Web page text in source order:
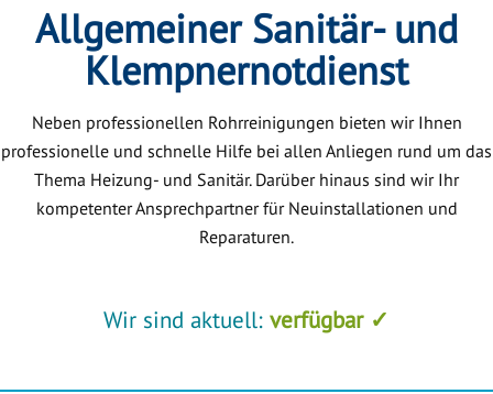
Allgemeiner Sanitär- und
Klempnernotdienst
Neben professionellen Rohrreinigungen bieten wir Ihnen
professionelle und schnelle Hilfe bei allen Anliegen rund um das
Thema Heizung- und Sanitär. Darüber hinaus sind wir Ihr
kompetenter Ansprechpartner für Neuinstallationen und
Reparaturen.
Wir sind aktuell: verfügbar ✓